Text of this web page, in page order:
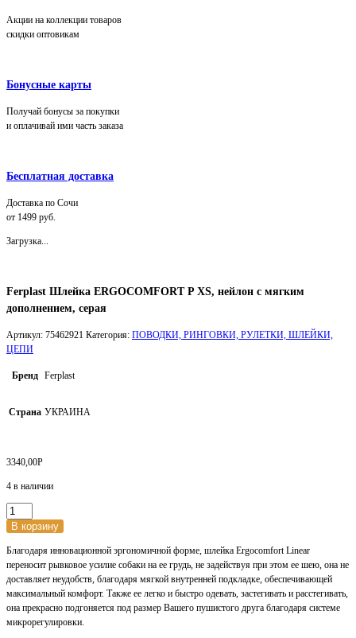
Акции на коллекции товаров
скидки оптовикам
Бонусные карты
Получай бонусы за покупки
и оплачивай ими часть заказа
Бесплатная доставка
Доставка по Сочи
от 1499 руб.
Загрузка...
Ferplast Шлейка ERGOCOMFORT P XS, нейлон с мягким
дополнением, серая
Артикул: 75462921 Категория: ПОВОДКИ, РИНГОВКИ, РУЛЕТКИ, ШЛЕЙКИ,
ЦЕПИ
Бренд Ferplast
Страна УКРАИНА
3340,00Р
4 в наличии
Количество
товара
Шлейка
ERGOCOMFORT
P
XS,
нейлон
с
В корзину
Благодаря инновационной эргономичной форме, шлейка Ergocomfort Linear
переносит рывковое усилие собаки на ее грудь, не задействуя при этом ее шею, она не
доставляет неудобств, благодаря мягкой внутренней подкладке, обеспечивающей
максимальный комфорт. Также ее легко и быстро одевать, застегивать и расстегивать,
она прекрасно подгоняется под размер Вашего пушистого друга благодаря системе
микрорегулировки.